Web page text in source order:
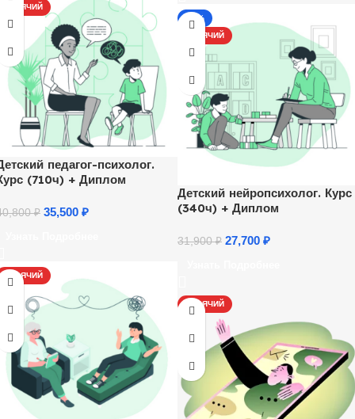
ГОРЯЧИЙ
педагог-психолог.
(710ч) + Диплом
₽ 35,500 ₽
-13%
ГОРЯЧИЙ
Детский нейропсихолог. Курс
(340ч) + Диплом
31,900₽ 27,700 ₽
ГОРЯЧИЙ
ГОРЯЧИЙ